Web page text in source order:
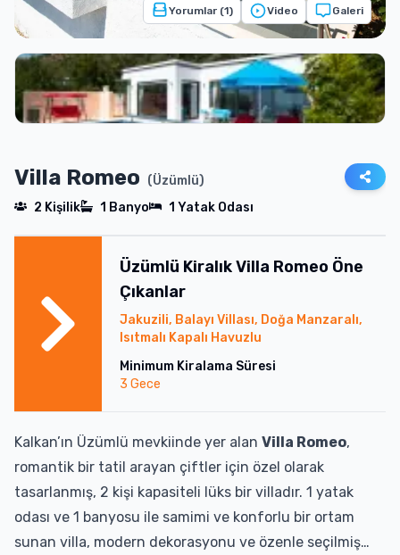
Yorumlar (1) Video Galeri
Villa Romeo (Üzümlü)
2 Kişilik 1 Banyo 1 Yatak Odası
Üzümlü KiralıkVilla Romeo Öne
Çıkanlar
Jakuzili, Balayı Villası, Doğa Manzaralı,
Isıtmalı Kapalı Havuzlu
Minimum Kiralama Süresi
3 Gece
Kalkan’ın Üzümlü mevkiinde yer alan Villa Romeo,
romantik bir tatil arayan çiftler için özel olarak
tasarlanmış, 2 kişi kapasiteli lüks bir villadır. 1 yatak
odası ve 1 banyosu ile samimi ve konforlu bir ortam
sunan villa, modern dekorasyonu ve özenle seçilmiş